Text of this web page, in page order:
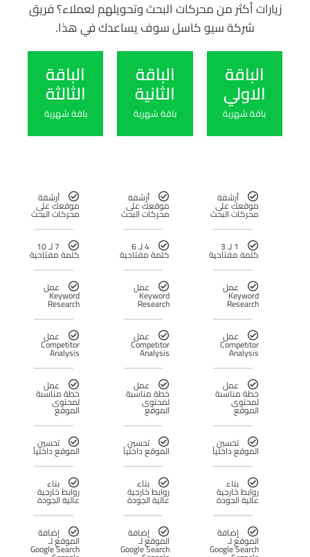
زيارات أكثر من محركات البحث وتحويلهم لعملاء؟ فريق
شركة سيو كاسل سوف يساعدك في هذا.
الباقة
الاولي
باقة شهرية
أرشفة
موقعك على
محركات البحث
1 لـ 3
كلمة مفتاحية
عمل
Keyword
Research
عمل
Competitor
Analysis
عمل
خطة مناسبة
لمحتوى
الموقع
تحسين
الموقع داخلياً
بناء
روابط خارجية
عالية الجودة
إضافة
الموقع لـ
Google Search
الباقة
الثانية
باقة شهرية
أرشفة
موقعك على
محركات البحث
4 لـ 6
كلمة مفتاحية
عمل
Keyword
Research
عمل
Competitor
Analysis
عمل
خطة مناسبة
لمحتوى
الموقع
تحسين
الموقع داخلياً
بناء
روابط خارجية
عالية الجودة
إضافة
الموقع لـ
Google Search
الباقة
الثالثة
باقة شهرية
أرشفة
موقعك على
محركات البحث
7 لـ 10
كلمة مفتاحية
عمل
Keyword
Research
عمل
Competitor
Analysis
عمل
خطة مناسبة
لمحتوى
الموقع
تحسين
الموقع داخلياً
بناء
روابط خارجية
عالية الجودة
إضافة
الموقع لـ
Google Search